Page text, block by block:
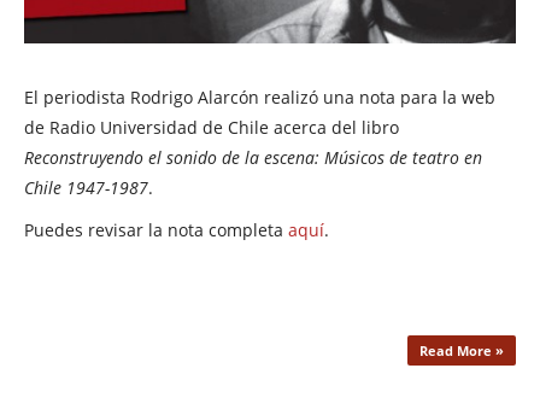
El periodista Rodrigo Alarcón realizó una nota para la web
de Radio Universidad de Chile acerca del libro
Reconstruyendo el sonido de la escena: Músicos de teatro en
Chile 1947-1987.
Puedes revisar la nota completa aquí.
Read More »